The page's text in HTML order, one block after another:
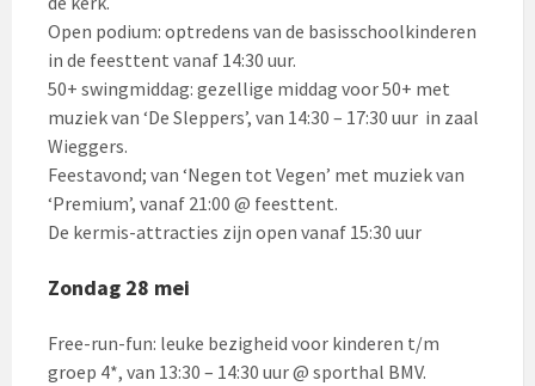
Open podium: optredens van de basisschoolkinderen
in de feesttent vanaf 14:30 uur.
50+ swingmiddag: gezellige middag voor 50+ met
muziek van ‘De Sleppers’, van 14:30 – 17:30 uur in zaal
Wieggers.
Feestavond; van ‘Negen tot Vegen’ met muziek van
‘Premium’, vanaf 21:00 @ feesttent.
De kermis-attracties zijn open vanaf 15:30 uur
Zondag 28 mei
Free-run-fun: leuke bezigheid voor kinderen t/m
groep 4*, van 13:30 – 14:30 uur @ sporthal BMV.